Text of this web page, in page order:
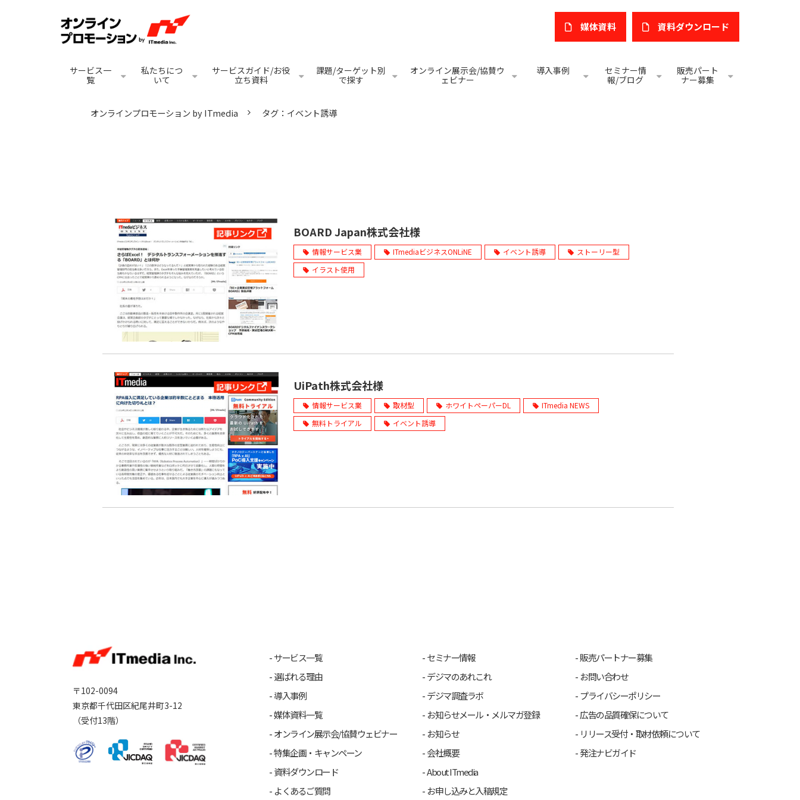
媒体資料 ​資料ダウンロード
サービス一
覧
私たちにつ
いて
サービスガイド/お役
立ち資料
課題/ターゲット別
で探す
オンライン展示会/協賛ウ
ェビナー
導入事例
セミナー情
報/ブログ
販売パート
ナー募集
オンラインプロモーション by ITmedia タグ：イベント誘導
BOARD Japan株式会社様
情報サービス業 ITmediaビジネスONLiNE イベント誘導
ストーリー型
イラスト使用
UiPath株式会社様
情報サービス業 取材型 ホワイトペーパーDL
ITmedia NEWS
無料トライアル
イベント誘導
〒102-0094
東京都千代田区紀尾井町3-12
（受付13階）
サービス一覧
選ばれる理由
導入事例
媒体資料一覧
オンライン展示会/協賛ウェビナー
特集企画・キャンペーン
資料ダウンロード
よくあるご質問
セミナー情報
デジマのあれこれ
デジマ調査ラボ
お知らせメール・メルマガ登録
お知らせ
会社概要
About ITmedia
お申し込みと入稿規定
販売パートナー募集
お問い合わせ
プライバシーポリシー
広告の品質確保について
リリース受付・取材依頼について
発注ナビガイド